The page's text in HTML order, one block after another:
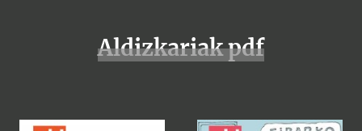
Aldizkariak pdf